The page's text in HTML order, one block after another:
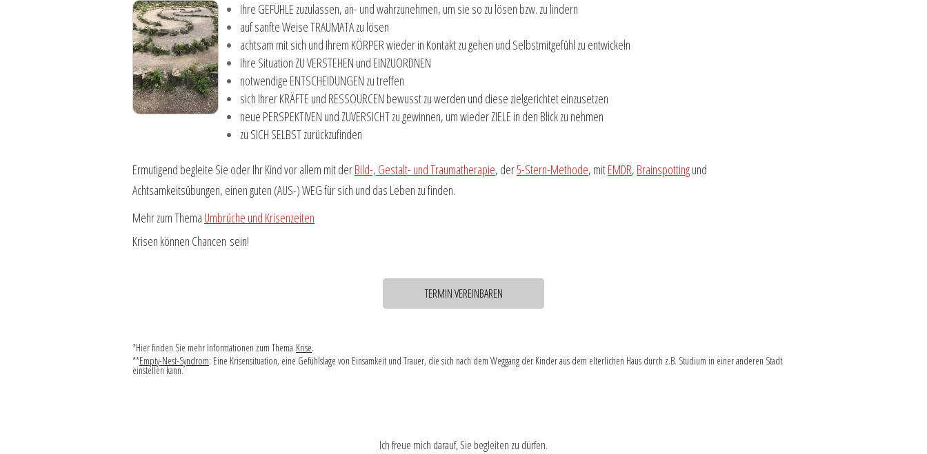
Ihre GEFÜHLE zuzulassen, an- und wahrzunehmen, um sie so zu lösen bzw. zu lindern
auf sanfte Weise TRAUMATA zu lösen
achtsam mit sich und Ihrem KÖRPER wieder in Kontakt zu gehen und Selbstmitgefühl zu entwickeln
Ihre Situation ZU VERSTEHEN und EINZUORDNEN
notwendige ENTSCHEIDUNGEN zu treffen
sich Ihrer KRÄFTE und RESSOURCEN bewusst zu werden und diese zielgerichtet einzusetzen
neue PERSPEKTIVEN und ZUVERSICHT zu gewinnen, um wieder ZIELE in den Blick zu nehmen
zu SICH SELBST zurückzufinden
Ermutigend begleite Sie oder Ihr Kind vor allem mit derBild-, Gestalt- und Traumatherapie, der5-Stern-Methode, mitEMDR, Brainspottingund
Achtsamkeitsübungen, einen guten (AUS-) WEG für sich und das Leben zu finden.
Mehr zum Thema Umbrüche und Krisenzeiten
Krisen können Chancen sein!
TERMIN VEREINBAREN
*Hier finden Sie mehr Informationen zum Thema Krise.
**Empty-Nest-Syndrom: Eine Krisensituation, eine Gefühlslage von Einsamkeit und Trauer, die sich nach dem Weggang der Kinder aus dem elterlichen Haus durch z.B. Studium in einer anderen Stadt
einstellen kann.
Ich freue mich darauf, Sie begleiten zu dürfen.